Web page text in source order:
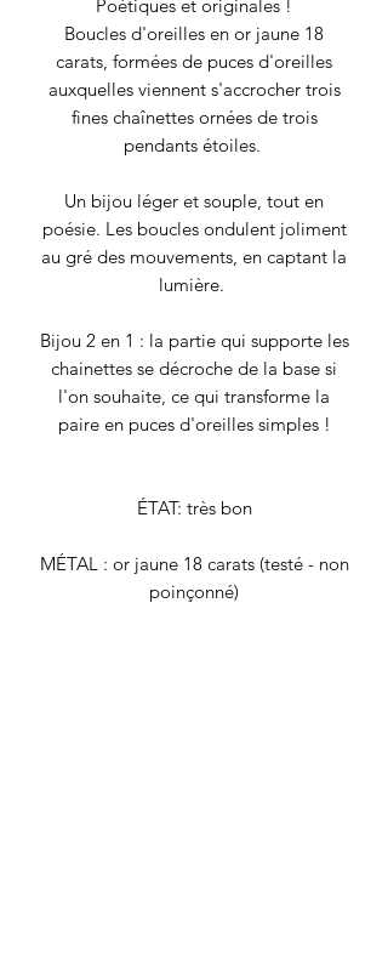
Poétiques et originales !
Boucles d'oreilles en or jaune 18
carats, formées de puces d'oreilles
auxquelles viennent s'accrocher trois
fines chaînettes ornées de trois
pendants étoiles.
Un bijou léger et souple, tout en
poésie. Les boucles ondulent joliment
au gré des mouvements, en captant la
lumière.
Bijou 2 en 1 : la partie qui supporte les
chainettes se décroche de la base si
l'on souhaite, ce qui transforme la
paire en puces d'oreilles simples !
ÉTAT: très bon
MÉTAL : or jaune 18 carats (testé - non
poinçonné)